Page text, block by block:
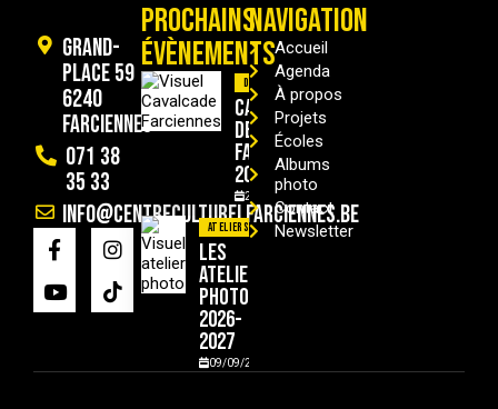
Grand-
Place 59
6240
Farciennes
071 38
35 33
info@centreculturelfarciennes.be
PROCHAINS
ÉVÈNEMENTS
Divers
Cavalcade
de
Farciennes
2026
29/08/2026
Ateliers
Les
ateliers
photo
2026-
2027
09/09/2026
NAVIGATION
Accueil
Agenda
À propos
Projets
Écoles
Albums
photo
Contact
Newsletter